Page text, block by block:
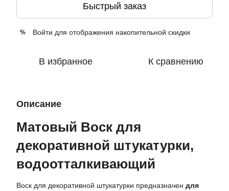
Быстрый заказ
% Войти для отображения накопительной скидки
В избранное К сравнению
Описание
Матовый Воск для
декоративной штукатурки,
водоотталкивающий
Воск для декоративной штукатурки предназначен для